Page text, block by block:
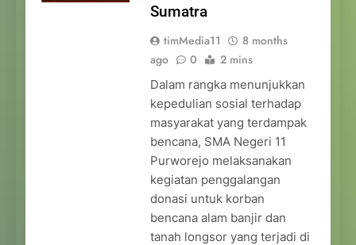
Sumatra
timMedia11
8 months
ago
0 2 mins
Dalam rangka menunjukkan
kepedulian sosial terhadap
masyarakat yang terdampak
bencana, SMA Negeri 11
Purworejo melaksanakan
kegiatan penggalangan
donasi untuk korban
bencana alam banjir dan
tanah longsor yang terjadi di